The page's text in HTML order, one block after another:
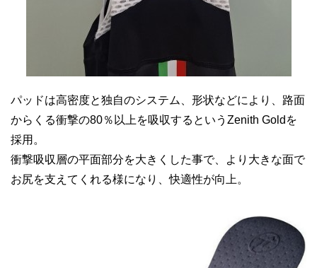
パッドは高密度と独自のシステム、形状などにより、路面
からくる衝撃の80％以上を吸収するというZenith Goldを
採用。
衝撃吸収層の平面部分を大きくした事で、より大きな面で
お尻を支えてくれる様になり、快適性が向上。